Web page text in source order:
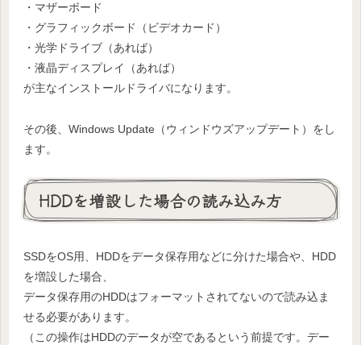
・マザーボード
・グラフィックボード（ビデオカード）
・光学ドライブ（あれば）
・液晶ディスプレイ（あれば）
が主なインストールドライバになります。
その後、Windows Update（ウィンドウズアップデート）をし
ます。
HDDを増設した場合の読み込み方
SSDをOS用、HDDをデータ保存用などに分けた場合や、HDD
を増設した場合、
データ保存用のHDDはフォーマットされてないので読み込ま
せる必要があります。
（この操作はHDDのデータが空であるという前提です。デー